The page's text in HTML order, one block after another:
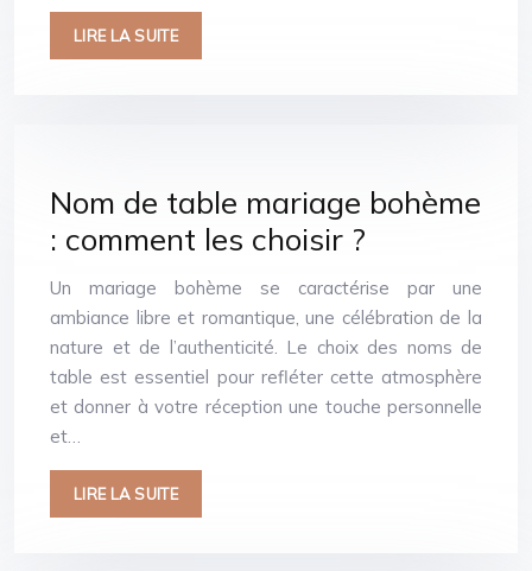
LIRE LA SUITE
Nom de table mariage bohème
: comment les choisir ?
Un mariage bohème se caractérise par une
ambiance libre et romantique, une célébration de la
nature et de l’authenticité. Le choix des noms de
table est essentiel pour refléter cette atmosphère
et donner à votre réception une touche personnelle
et…
LIRE LA SUITE